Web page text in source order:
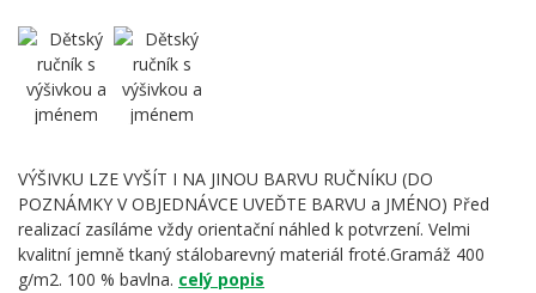
VÝŠIVKU LZE VYŠÍT I NA JINOU BARVU RUČNÍKU (DO
POZNÁMKY V OBJEDNÁVCE UVEĎTE BARVU a JMÉNO) Před
realizací zasíláme vždy orientační náhled k potvrzení. Velmi
kvalitní jemně tkaný stálobarevný materiál froté.Gramáž 400
g/m2. 100 % bavlna. celý popis